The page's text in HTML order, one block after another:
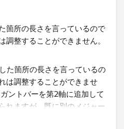
箇所の長さを言っているので
調整することができません。